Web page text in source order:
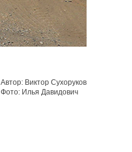
Автор: Виктор Сухоруков
Фото: Илья Давидович